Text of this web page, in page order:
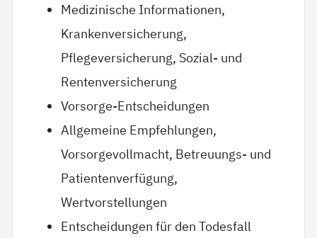
Medizinische Informationen,
Krankenversicherung,
Pflegeversicherung, Sozial- und
Rentenversicherung
Vorsorge-Entscheidungen
Allgemeine Empfehlungen,
Vorsorgevollmacht, Betreuungs- und
Patientenverfügung,
Wertvorstellungen
Entscheidungen für den Todesfall